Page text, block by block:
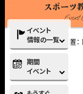
スポーツ
Event
現在の位置：
イベント
情報の一覧
期間
イベント